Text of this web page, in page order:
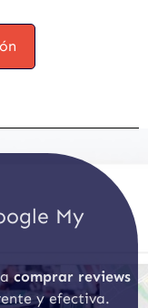
My
acomprar reviews
y efectiva.